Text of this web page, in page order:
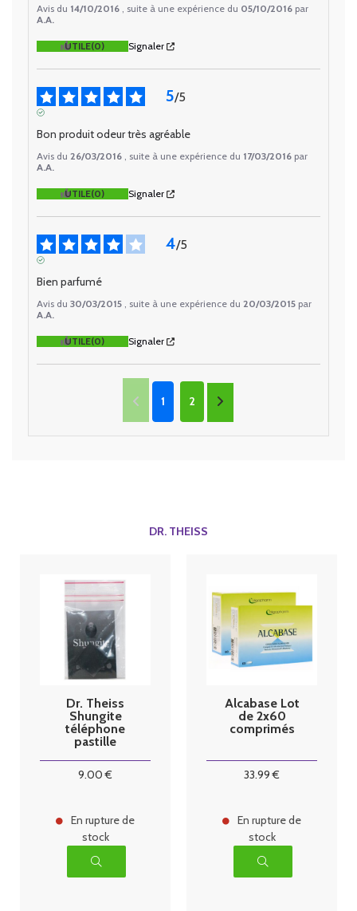
Avis du 14/10/2016 , suite à une expérience du 05/10/2016 par
A.A.
UTILE(0) Signaler
5/5
Bon produit odeur très agréable
Avis du 26/03/2016 , suite à une expérience du 17/03/2016 par
A.A.
UTILE(0) Signaler
4/5
Bien parfumé
Avis du 30/03/2015 , suite à une expérience du 20/03/2015 par
A.A.
UTILE(0) Signaler
1 2
DR. THEISS
Dr. Theiss
Shungite
téléphone
pastille
9.00 €
En rupture de
stock
Alcabase Lot
de 2x60
comprimés
33.99 €
En rupture de
stock